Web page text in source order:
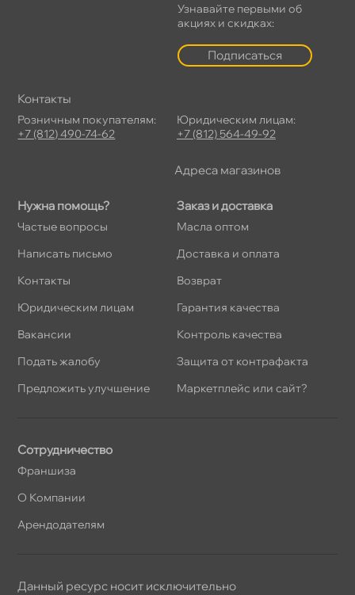
Нужна помощь?
Частые вопросы
Написать письмо
Контакты
Юридическим лицам
акансии
Подать жалобу
Предложить улучшение
Заказ и доставка
Масла оптом
Доставка и оплата
озврат
Гарантия качества
Контроль качества
Защита от контрафакта
Маркетплейс или сайт?
Узнавайте первыми о
акциях и скидках:
Подписаться
Сотрудничество
Франшиза
О Компании
Арендодателям
Контакты
Розничным покупателям:
+7 (812) 490-74-62
Юридическим лицам:
+7 (812) 564-49-92
Адреса магазино
Данный ресурс носит исключительно